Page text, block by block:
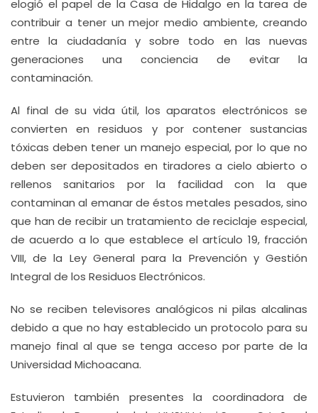
elogió el papel de la Casa de Hidalgo en la tarea de
contribuir a tener un mejor medio ambiente, creando
entre la ciudadanía y sobre todo en las nuevas
generaciones una conciencia de evitar la
contaminación.
Al final de su vida útil, los aparatos electrónicos se
convierten en residuos y por contener sustancias
tóxicas deben tener un manejo especial, por lo que no
deben ser depositados en tiradores a cielo abierto o
rellenos sanitarios por la facilidad con la que
contaminan al emanar de éstos metales pesados, sino
que han de recibir un tratamiento de reciclaje especial,
de acuerdo a lo que establece el artículo 19, fracción
VIII, de la Ley General para la Prevención y Gestión
Integral de los Residuos Electrónicos.
No se reciben televisores analógicos ni pilas alcalinas
debido a que no hay establecido un protocolo para su
manejo final al que se tenga acceso por parte de la
Universidad Michoacana.
Estuvieron también presentes la coordinadora de